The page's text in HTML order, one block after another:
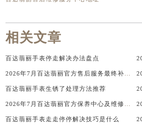
相关文章
百达翡丽手表停走解决办法盘点
百达翡丽手表生锈了处理方法推荐
百达翡丽手表走走停停解决技巧是什么